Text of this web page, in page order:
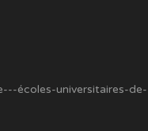
écoles-universitaires-de-